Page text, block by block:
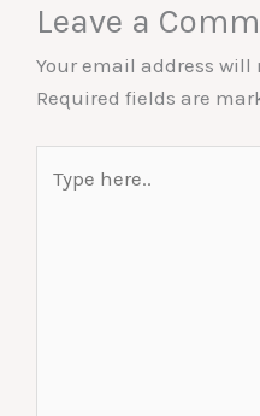
Leave a
Your email address
Required fields are
here..